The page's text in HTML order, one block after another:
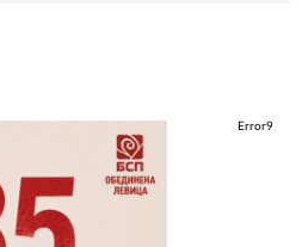
Error9